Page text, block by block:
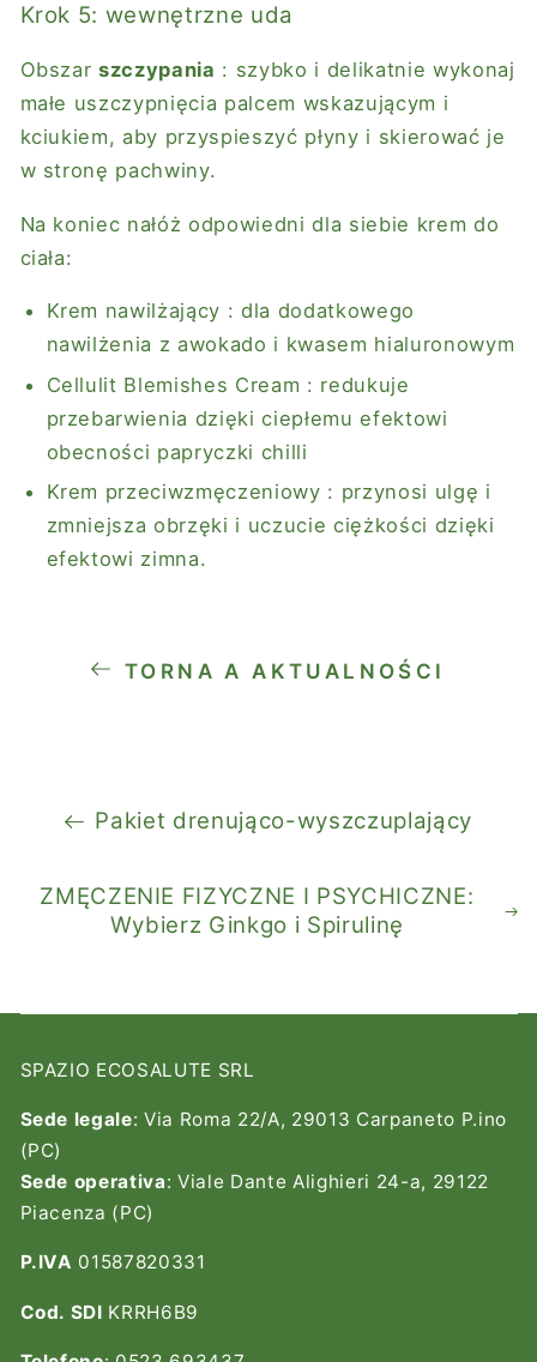
Krok 5: wewnętrzne uda
Obszarszczypania : szybko i delikatnie wykonaj
małe uszczypnięcia palcem wskazującym i
kciukiem, aby przyspieszyć płyny i skierować je
w stronę pachwiny.
Na koniec nałóż odpowiedni dla siebie krem ​​do
ciała:
Krem nawilżający : dla dodatkowego
nawilżenia z awokado i kwasem hialuronowym
Cellulit Blemishes Cream : redukuje
przebarwienia dzięki ciepłemu efektowi
obecności papryczki chilli
Krem przeciwzmęczeniowy : przynosi ulgę i
zmniejsza obrzęki i uczucie ciężkości dzięki
efektowi zimna.
TORNA A AKTUALNOŚCI
Pakiet drenująco-wyszczuplający
ZMĘCZENIE FIZYCZNE I PSYCHICZNE:
Wybierz Ginkgo i Spirulinę
SPAZIO ECOSALUTE SRL
Sede legale: Via Roma 22/A, 29013 Carpaneto P.ino
(PC)
Sede operativa: Viale Dante Alighieri 24-a, 29122
Piacenza (PC)
P.IVA 01587820331
Cod. SDI KRRH6B9